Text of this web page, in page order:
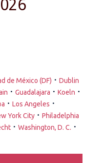
de México (DF) · Dublin
· Guadalajara · Koeln ·
· Los Angeles ·
York City · Philadelphia
· Washington, D. C. ·